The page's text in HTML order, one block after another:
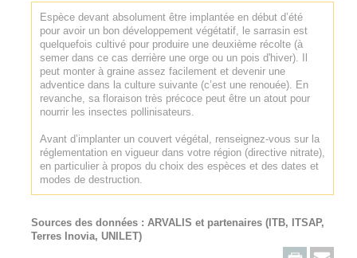
Espèce devant absolument être implantée en début d’été
pour avoir un bon développement végétatif, le sarrasin est
quelquefois cultivé pour produire une deuxième récolte (à
semer dans ce cas derrière une orge ou un pois d'hiver). Il
peut monter à graine assez facilement et devenir une
adventice dans la culture suivante (c’est une renouée). En
revanche, sa floraison très précoce peut être un atout pour
nourrir les insectes pollinisateurs.
Avant d’implanter un couvert végétal, renseignez-vous sur la
réglementation en vigueur dans votre région (directive nitrate),
en particulier à propos du choix des espèces et des dates et
modes de destruction.
Sources des données : ARVALIS et partenaires (ITB, ITSAP,
Terres Inovia, UNILET)